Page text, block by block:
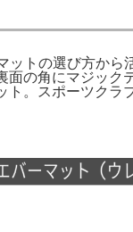
トの選び方か
の角にマジック
。スポーツクラ